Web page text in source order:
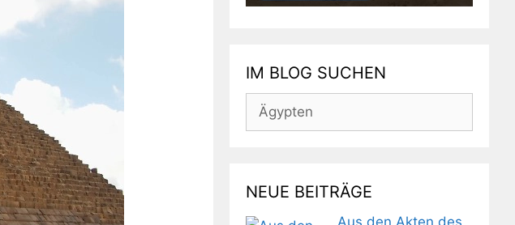
IM BLOG SUCHEN
Suchen
nach:
NEUE BEITRÄGE
Aus den Akten des